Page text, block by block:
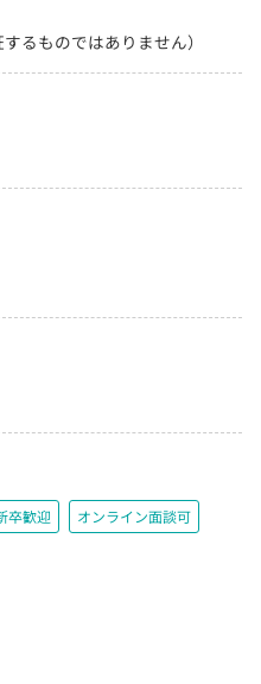
るものではありません）
卒歓迎 オンライン面談可